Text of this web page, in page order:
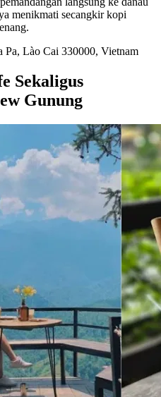
menikmati secangkir kopi
Pa, Lào Cai 330000, Vietnam
Sekaligus
Gunung